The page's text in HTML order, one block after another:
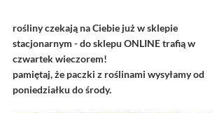
rośliny czekają na Ciebie już w sklepie
stacjonarnym - do sklepu ONLINE trafią w
czwartek wieczorem!
pamiętaj, że paczki z roślinami wysyłamy od
poniedziałku do środy.